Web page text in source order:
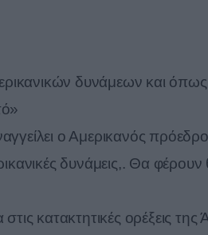
δυνάμεων και όπως
ο Αμερικανός
δυνάμεις,. Θα φέρουν
κατακτητικές ορέξεις της